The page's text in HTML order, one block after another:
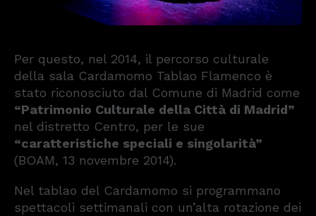
Per questo, nel 2014, il percorso culturale
della sala Cardamomo Tablao Flamenco è
stato riconosciuto dal Comune di Madrid come
“Patrimonio Culturale della Città di Madrid”
nel distretto Centro, per le sue
“caratteristiche speciali e singolarità”
(BOAM, 13 novembre 2014).
Nel tablao del Cardamomo si programmano
spettacoli settimanali con un’alta rotazione dei